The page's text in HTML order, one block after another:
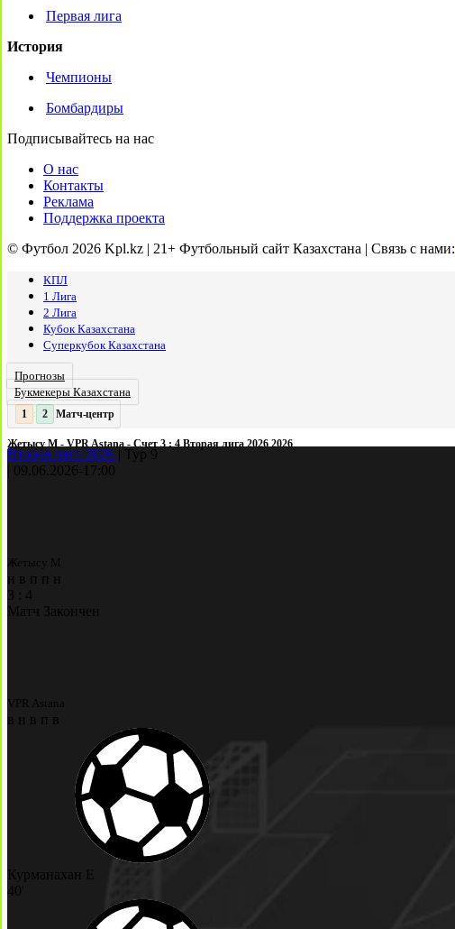
Первая лига
История
Чемпионы
Бомбардиры
Подписывайтесь на нас
О нас
Контакты
Реклама
Поддержка проекта
© Футбол 2026 Kpl.kz | 21+ Футбольный сайт Казахстана | Связь с нами:
КПЛ
1 Лига
2 Лига
Кубок Казахстана
Суперкубок Казахстана
Прогнозы
Букмекеры Казахстана
2 : 2 Матч-центр
Жетысу М - VPR Astana - Счет 3 : 4 Вторая лига 2026 2026
Вторая лига 2026
Тур 9
09.06.2026- 17:00
Жетысу М
н в п п
н
3
4
Матч Закончен
VPR Astana
в н в п в
Курманахан Е
40'